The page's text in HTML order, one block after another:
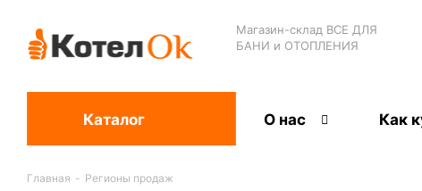
Магазин-склад ВСЕ ДЛЯ
БАНИ и ОТОПЛЕНИЯ
Каталог О нас Как
Главная - Регионы продаж